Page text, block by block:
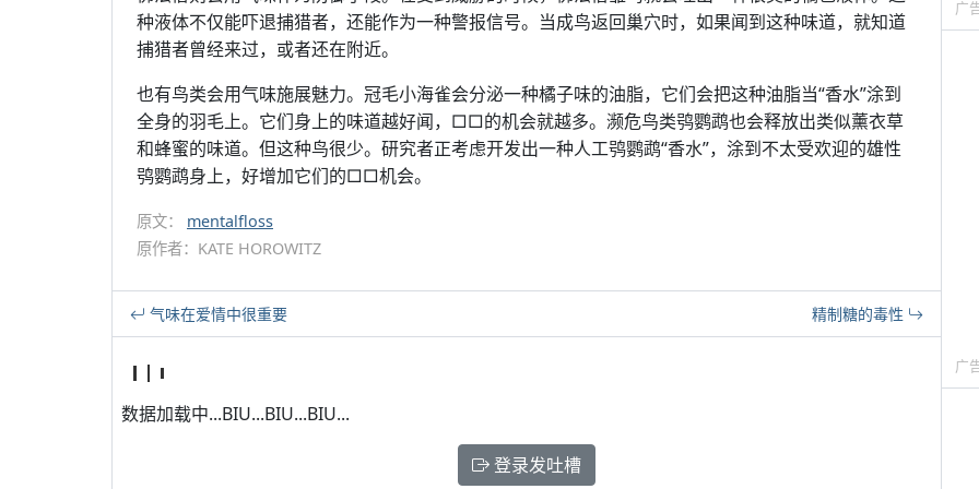
种液体不仅能吓退捕猎者，还能作为一种警报信号。当成鸟返回巢穴时，如果闻到这种味道，就知道
捕猎者曾经来过，或者还在附近。
也有鸟类会用气味施展魅力。冠毛小海雀会分泌一种橘子味的油脂，它们会把这种油脂当“香水”涂到
全身的羽毛上。它们身上的味道越好闻，□□的机会就越多。濒危鸟类鸮鹦鹉也会释放出类似薰衣草
和蜂蜜的味道。但这种鸟很少。研究者正考虑开发出一种人工鸮鹦鹉“香水”，涂到不太受欢迎的雄性
鸮鹦鹉身上，好增加它们的□□机会。
原文： mentalfloss
原作者：KATE HOROWITZ
气味在爱情中很重要 精制糖的毒性
数据加载中...BIU...BIU...BIU...
登录发吐槽
广
广